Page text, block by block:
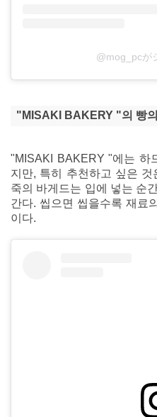
@mog_pcが
"MISAKI BAKERY "의 빵
"MISAKI BAKERY "에는 하
지만, 특히 추천하고 싶은
죽의 바게드는 입에 넣는 순
간다. 씹으면 씹을수록 재료
이다.